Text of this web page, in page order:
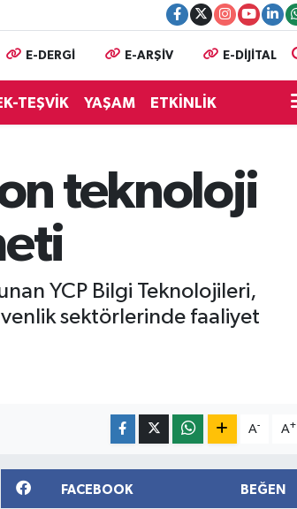
E-DERGİ E-ARŞİV E-DİJİTAL
TEŞVİK YAŞAM ETKİNLİK
teknoloji
YCP Bilgi Teknolojileri,
sektörlerinde faaliyet
A- A+
FACEBOOK BEĞEN